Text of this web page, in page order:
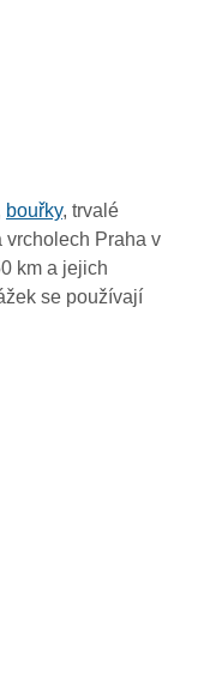
bouřky, trvalé
vrcholech Praha v
km a jejich
se používají